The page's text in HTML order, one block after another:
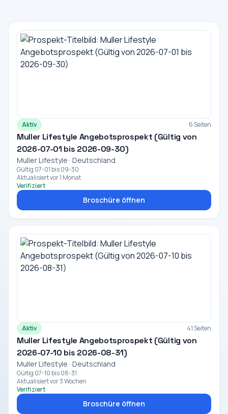
Aktiv 6 Seiten
Muller Lifestyle Angebotsprospekt (Gültig von
2026-07-01 bis 2026-09-30)
Muller Lifestyle · Deutschland
Gültig 07-01 bis 09-30
Aktualisiert vor 1 Monat
Verifiziert
Broschüre öffnen
Aktiv 41 Seiten
Muller Lifestyle Angebotsprospekt (Gültig von
2026-07-10 bis 2026-08-31)
Muller Lifestyle · Deutschland
Gültig 07-10 bis 08-31
Aktualisiert vor 3 Wochen
Verifiziert
Broschüre öffnen